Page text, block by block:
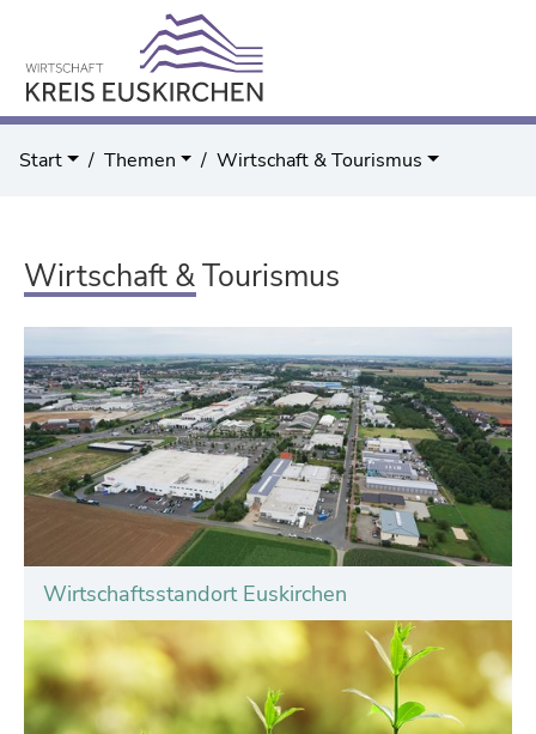
Start Themen Wirtschaft & Tourismus
Wirtschaft & Tourismus
Wirtschaftsstandort Euskirchen